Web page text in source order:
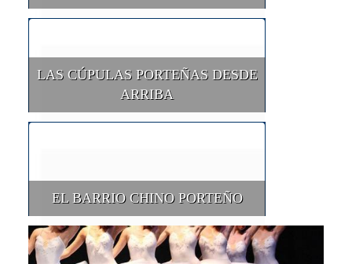
LAS CÚPULAS PORTEÑAS DESDE
ARRIBA
EL BARRIO CHINO PORTEÑO